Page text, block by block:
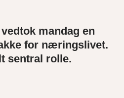
mandag en
for næringslivet.
sentral rolle.